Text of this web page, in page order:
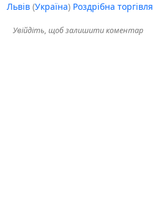
Львів(Україна) Роздрібна торгівля
Увійдіть, щоб залишити коментар